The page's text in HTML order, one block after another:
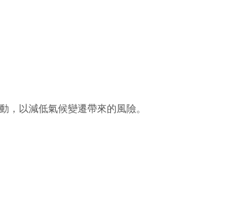
以減低氣候變遷帶來的風險。